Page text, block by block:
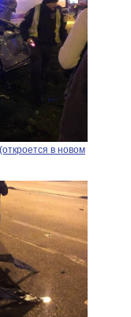
в новом